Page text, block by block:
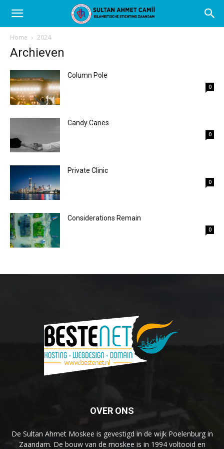
Home 2024
Archieven
Column Pole
0
Candy Canes
0
Private Clinic
0
Considerations Remain
0
OVER ONS
De Sultan Ahmet Moskee is gevestigd in de wijk Poelenburg in
Zaandam. De bouw van de moskee is in 1994 voltooid en